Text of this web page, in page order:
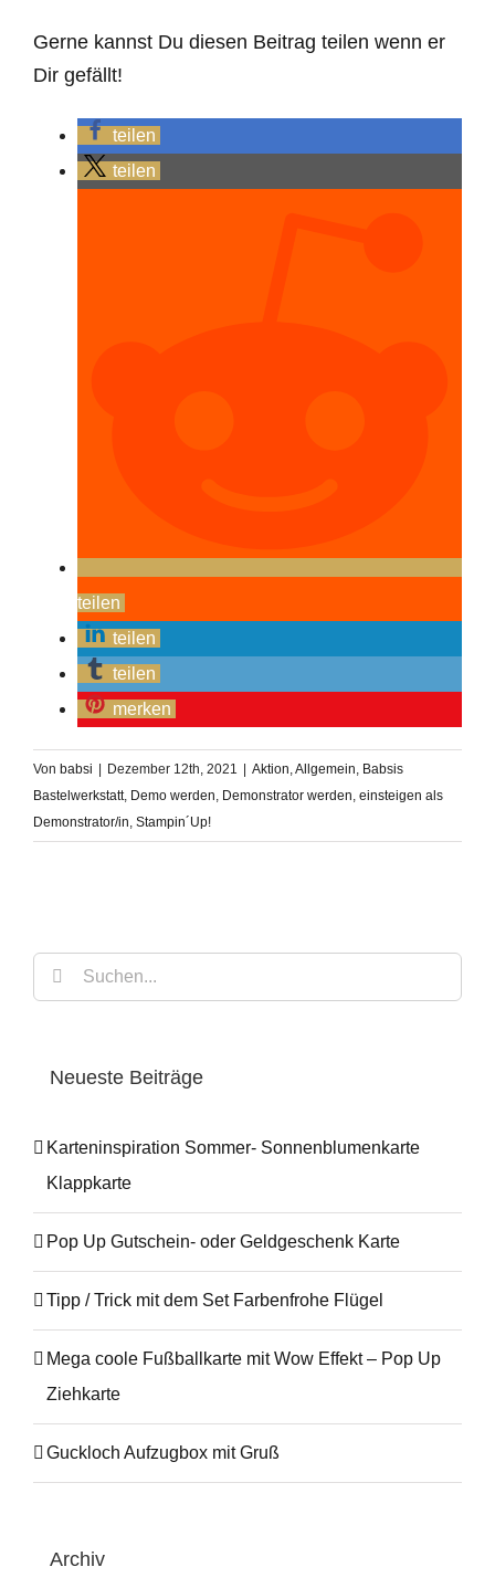
Gerne kannst Du diesen Beitrag teilen wenn er
Dir gefällt!
teilen
teilen
teilen
teilen
teilen
merken
Von babsi Dezember 12th, 2021 Aktion,Allgemein, Babsis
Bastelwerkstatt, Demo werden, Demonstrator werden, einsteigen als
Demonstrator/in, Stampin´Up!
Suche
nach:
Neueste Beiträge
Karteninspiration Sommer- Sonnenblumenkarte
Klappkarte
Pop Up Gutschein- oder Geldgeschenk Karte
Tipp / Trick mit dem Set Farbenfrohe Flügel
Mega coole Fußballkarte mit Wow Effekt – Pop Up
Ziehkarte
Guckloch Aufzugbox mit Gruß
Archiv